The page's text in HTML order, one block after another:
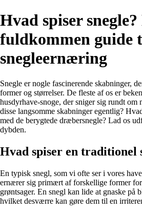
Hvad spiser
fuldkommen guide
snegleernæring
Snegle er nogle fascinerende skabninger,
former og størrelser. De fleste af os er
husdyrhave-snoge, der sniger sig rundt om
disse langsomme skabninger egentlig?
med de berygtede dræbersnegle? Lad os
dybden.
Hvad spiser en traditionel
En typisk snegl, som vi ofte ser i vores
ernærer sig primært af forskellige former
grøntsager. En snegl kan lide at gnaske på
hvilket desværre kan gøre dem til en